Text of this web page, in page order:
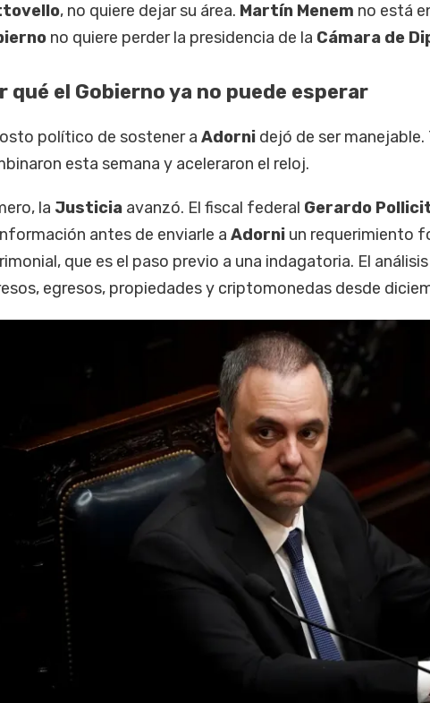
, no quiere dejar su área. Martín Menem no está
no quiere perder la presidencia de la Cámara de
qué el Gobierno ya no puede esperar
político de sostener a Adorni dejó de ser
esta semana y aceleraron el reloj.
la Justicia avanzó. El fiscal federal Gerardo
antes de enviarle a Adorni un requerimiento
que es el paso previo a una indagatoria. El
egresos, propiedades y criptomonedas desde